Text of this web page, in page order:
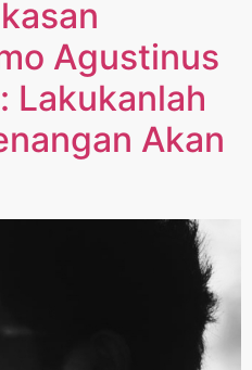
Agustinus
Lakukanlah
Akan